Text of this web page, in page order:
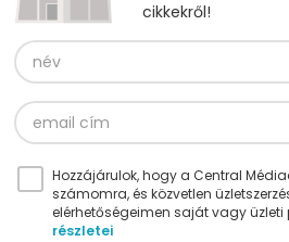
cikkekről!
Hozzájárulok, hogy a Central
számomra, és közvetlen
elérhetőségeimen saját vagy
részletei